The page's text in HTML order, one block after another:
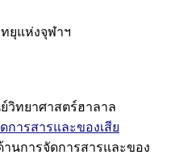
ยุแห่งจุฬาฯ
วิทยาศาสตร์ฮาลาล
การสารและของเสีย
านการจัดการสารและของ